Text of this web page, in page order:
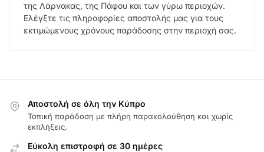
της Λάρνακας, της Πάφου και των γύρω περιοχών.
Ελέγξτε τις πληροφορίες αποστολής μας για τους
εκτιμώμενους χρόνους παράδοσης στην περιοχή σας.
Αποστολή σε όλη την Κύπρο
Τοπική παράδοση με πλήρη παρακολούθηση και χωρίς
εκπλήξεις.
Εύκολη επιστροφή σε 30 ημέρες